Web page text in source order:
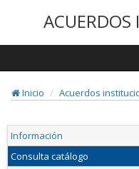
ACUERDOS
Inicio
Acuerdos
Información
Consulta catálogo